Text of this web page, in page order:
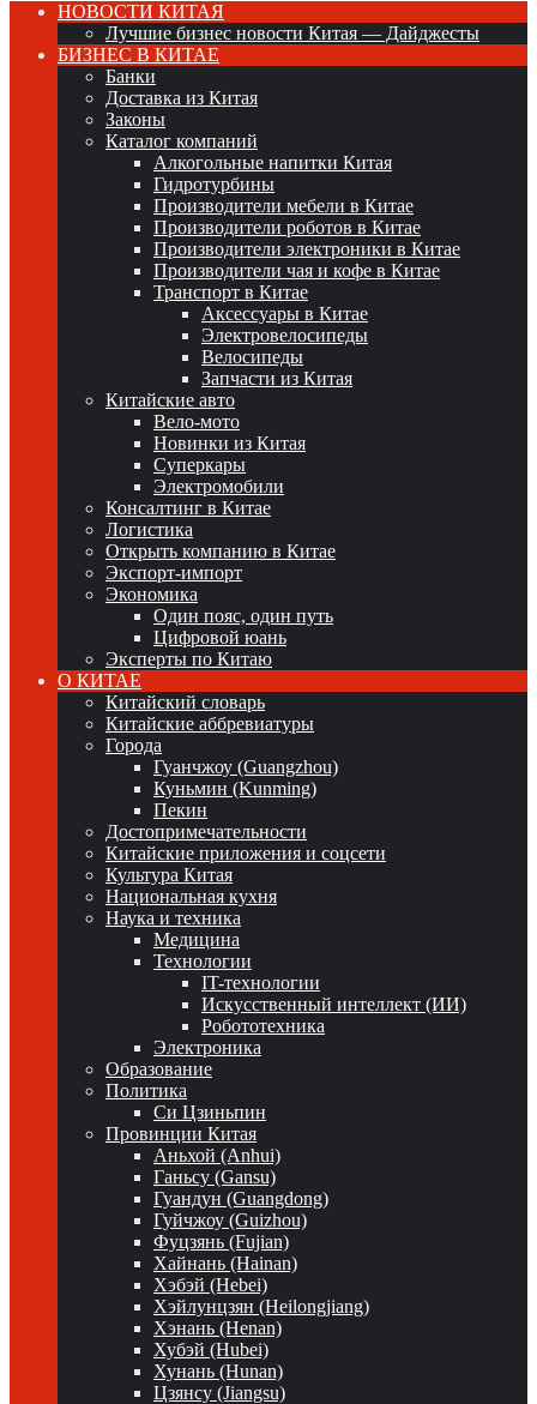
НОВОСТИ КИТАЯ
Лучшие бизнес новости Китая — Дайджесты
БИЗНЕС В КИТАЕ
Банки
Доставка из Китая
Законы
Каталог компаний
Алкогольные напитки Китая
Гидротурбины
Производители мебели в Китае
Производители роботов в Китае
Производители электроники в Китае
Производители чая и кофе в Китае
Транспорт в Китае
Аксессуары в Китае
Электровелосипеды
Велосипеды
Запчасти из Китая
Китайские авто
Вело-мото
Новинки из Китая
Суперкары
Электромобили
Консалтинг в Китае
Логистика
Открыть компанию в Китае
Экспорт-импорт
Экономика
Один пояс, один путь
Цифровой юань
Эксперты по Китаю
О КИТАЕ
Китайский словарь
Китайские аббревиатуры
Города
Гуанчжоу (Guangzhou)
Куньмин (Kunming)
Пекин
Достопримечательности
Китайские приложения и соцсети
Культура Китая
Национальная кухня
Наука и техника
Медицина
Технологии
IT-технологии
Искусственный интеллект (ИИ)
Робототехника
Электроника
Образование
Политика
Си Цзиньпин
Провинции Китая
Аньхой (Anhui)
Ганьсу (Gansu)
Гуандун (Guangdong)
Гуйчжоу (Guizhou)
Фуцзянь (Fujian)
Хайнань (Hainan)
Хэбэй (Hebei)
Хэйлунцзян (Heilongjiang)
Хэнань (Henan)
Хубэй (Hubei)
Хунань (Hunan)
Цзянсу (Jiangsu)